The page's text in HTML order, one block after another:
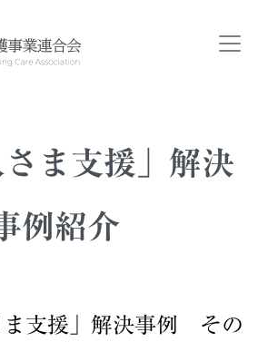
さま支援」解決
例紹介
支援」解決事例 その